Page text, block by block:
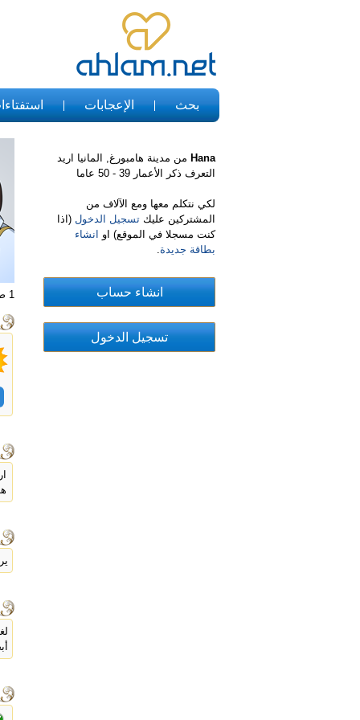
بحث الإعجابات
Hana من مدينة هامبورغ, المانيا اريد
التعرف ذكر الأعمار 39 - 50 عاما
لكي نتكلم معها ومع الآلاف من
المشتركين عليك تسجيل الدخول (اذا
كنت مسجلا في الموقع) او
انشاء
بطاقة جديدة.
1 صور